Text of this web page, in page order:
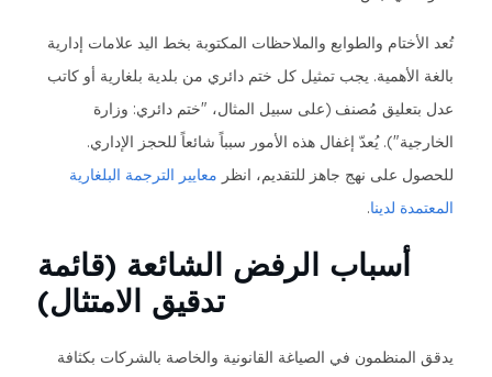
تُعد الأختام والطوابع والملاحظات المكتوبة بخط اليد علامات إدارية
بالغة الأهمية. يجب تمثيل كل ختم دائري من بلدية بلغارية أو كاتب
عدل بتعليق مُصنف (على سبيل المثال، "ختم دائري: وزارة
الخارجية"). يُعدّ إغفال هذه الأمور سبباً شائعاً للحجز الإداري.
للحصول على نهج جاهز للتقديم، انظر معايير الترجمة البلغارية
المعتمدة لدينا.
أسباب الرفض الشائعة (قائمة
تدقيق الامتثال)
يدقق المنظمون في الصياغة القانونية والخاصة بالشركات بكثافة